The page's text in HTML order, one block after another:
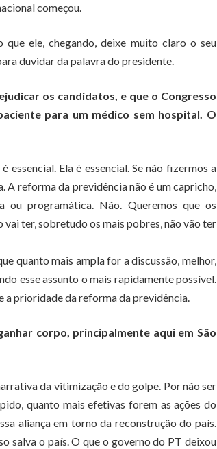
começou.
ele, chegando, deixe muito claro o seu
duvidar da palavra do presidente.
os candidatos, e que o Congresso
para um médico sem hospital. O
essencial. Ela é essencial. Se não fizermos a
A reforma da previdência não é um capricho,
ou programática. Não. Queremos que os
vai ter, sobretudo os mais pobres, não vão ter
quanto mais ampla for a discussão, melhor,
esse assunto o mais rapidamente possível.
a prioridade da reforma da previdência.
corpo, principalmente aqui em São
da vitimização e do golpe. Por não ser
quanto mais efetivas forem as ações do
aliança em torno da reconstrução do país.
salva o país. O que o governo do PT deixou